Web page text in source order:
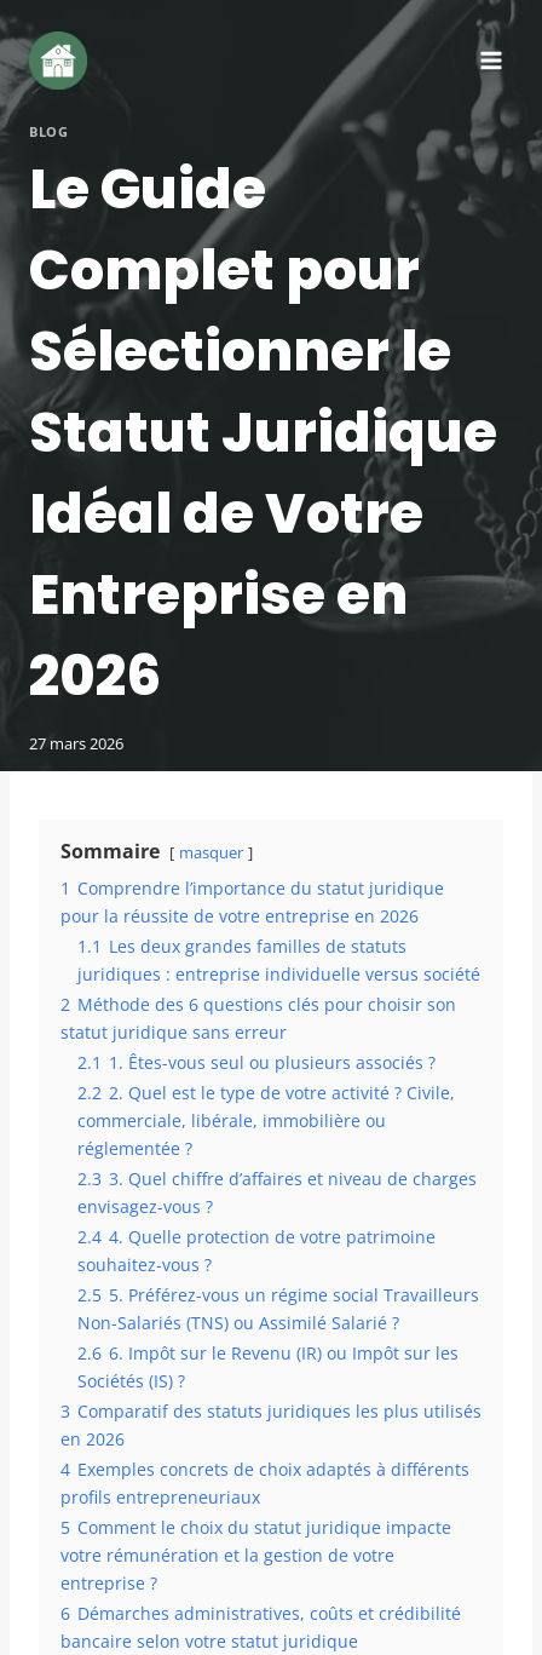
Aller
au
contenu
BLOG
Le Guide
Complet pour
Sélectionner le
Statut Juridique
Idéal de Votre
Entreprise en
2026
27 mars 2026
Sommaire masquer
1 Comprendre l’importance du statut juridique
pour la réussite de votre entreprise en 2026
1.1 Les deux grandes familles de statuts
juridiques : entreprise individuelle versus société
2 Méthode des 6 questions clés pour choisir son
statut juridique sans erreur
2.1 1. Êtes-vous seul ou plusieurs associés ?
2.2 2. Quel est le type de votre activité ? Civile,
commerciale, libérale, immobilière ou
réglementée ?
2.3 3. Quel chiffre d’affaires et niveau de charges
envisagez-vous ?
2.4 4. Quelle protection de votre patrimoine
souhaitez-vous ?
2.5 5. Préférez-vous un régime social Travailleurs
Non-Salariés (TNS) ou Assimilé Salarié ?
2.6 6. Impôt sur le Revenu (IR) ou Impôt sur les
Sociétés (IS) ?
3 Comparatif des statuts juridiques les plus utilisés
en 2026
4 Exemples concrets de choix adaptés à différents
profils entrepreneuriaux
5 Comment le choix du statut juridique impacte
votre rémunération et la gestion de votre
entreprise ?
6 Démarches administratives, coûts et crédibilité
bancaire selon votre statut juridique